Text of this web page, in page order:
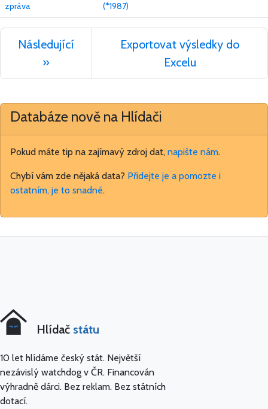
zpráva
(*1987)
Následující
»
Exportovat výsledky do
Excelu
Databáze nově na Hlídači
Pokud máte tip na zajímavý zdroj dat, napište nám.
Chybí vám zde nějaká data? Přidejte je a pomozte i
ostatním, je to snadné.
Hlídač státu
10 let hlídáme český stát. Největší
nezávislý watchdog v ČR. Financován
výhradně dárci. Bez reklam. Bez státních
dotací.